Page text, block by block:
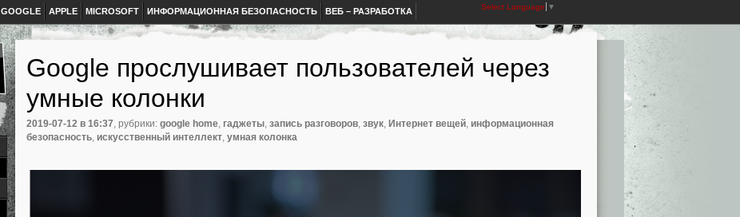
GOOGLE APPLE MICROSOFT ИНФОРМАЦИОННАЯ БЕЗОПАСНОСТЬ ВЕБ – РАЗРАБОТКА Select Language ▼
Google прослушивает пользователей через
умные колонки
2019-07-12 в 16:37, рубрики: google home, гаджеты, запись разговоров, звук, Интернет вещей, информационная
безопасность, искусственный интеллект, умная колонка